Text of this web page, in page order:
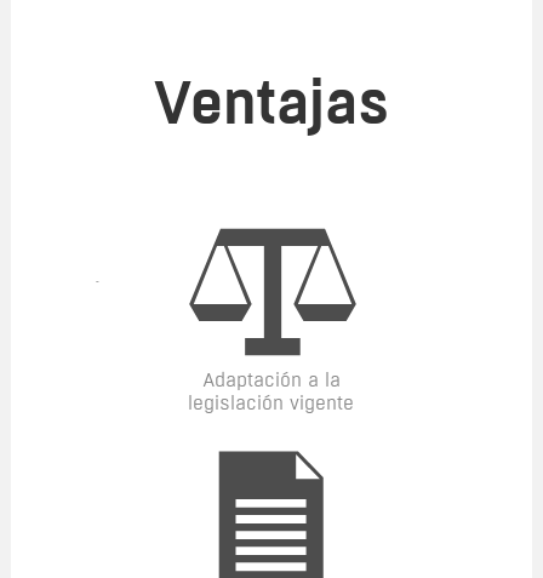
Ventajas
Adaptación a la
legislación vigente